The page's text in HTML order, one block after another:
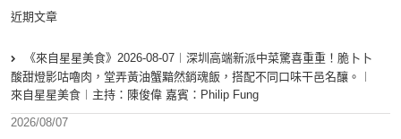
近期文章
《來自星星美食》2026-08-07︱深圳高端新派中菜驚喜重重！脆卜卜
酸甜燈影咕嚕肉，堂弄黃油蟹黯然銷魂飯，搭配不同口味干邑名釀。︱
來自星星美食︱主持：陳俊偉 嘉賓：Philip Fung
2026/08/07